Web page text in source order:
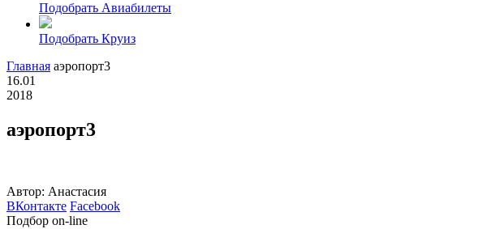
Подобрать Авиабилеты
Подобрать Круиз
Главная аэропорт3
16.01
2018
аэропорт3
Автор: Анастасия
ВКонтакте Facebook
Подбор on-line